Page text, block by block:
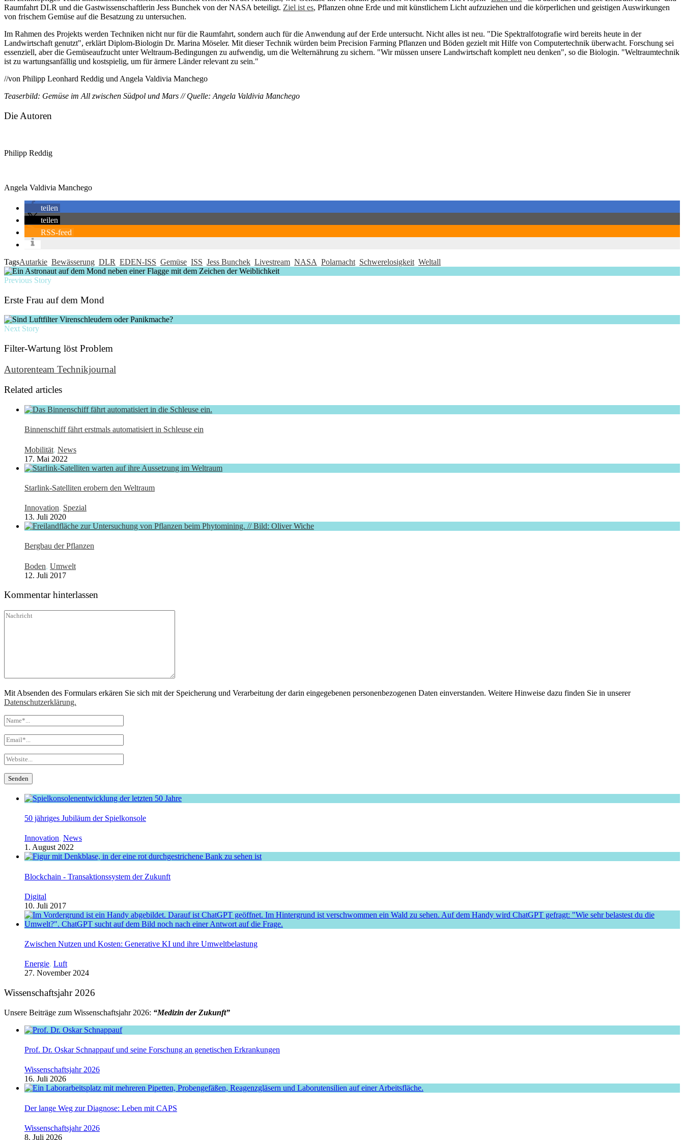
Raumfahrt DLR und die Gastwissenschaftlerin Jess Bunchek von der NASA beteiligt. Ziel ist es, Pflanzen ohne Erde und mit künstlichem Licht aufzuziehen und die körperlichen und geistigen Auswirkungen
von frischem Gemüse auf die Besatzung zu untersuchen.
Im Rahmen des Projekts werden Techniken nicht nur für die Raumfahrt, sondern auch für die Anwendung auf der Erde untersucht. Nicht alles ist neu. "Die Spektralfotografie wird bereits heute in der
Landwirtschaft genutzt", erklärt Diplom-Biologin Dr. Marina Möseler. Mit dieser Technik würden beim Precision Farming Pflanzen und Böden gezielt mit Hilfe von Computertechnik überwacht. Forschung sei
essenziell, aber die Gemüseaufzucht unter Weltraum-Bedingungen zu aufwendig, um die Welternährung zu sichern. "Wir müssen unsere Landwirtschaft komplett neu denken", so die Biologin. "Weltraumtechnik
ist zu wartungsanfällig und kostspielig, um für ärmere Länder relevant zu sein."
//von Philipp Leonhard Reddig und Angela Valdivia Manchego
Teaserbild: Gemüse im All zwischen Südpol und Mars // Quelle: Angela Valdivia Manchego
Die Autoren
Philipp Reddig
Angela Valdivia Manchego
teilen
teilen
RSS-feed
TagsAutarkie Bewässerung DLR EDEN-ISS Gemüse ISS Jess Bunchek Livestream NASA Polarnacht Schwerelosigkeit Weltall
Previous Story
Erste Frau auf dem Mond
Next Story
Filter-Wartung löst Problem
Autorenteam Technikjournal
Related articles
Binnenschiff fährt erstmals automatisiert in Schleuse ein
Mobilität, News
17. Mai 2022
Starlink-Satelliten erobern den Weltraum
Innovation, Spezial
13. Juli 2020
Bergbau der Pflanzen
Boden, Umwelt
12. Juli 2017
Kommentar hinterlassen
Mit Absenden des Formulars erkären Sie sich mit der Speicherung und Verarbeitung der darin eingegebenen personenbezogenen Daten einverstanden. Weitere Hinweise dazu finden Sie in unserer
Datenschutzerklärung.
50 jähriges Jubiläum der Spielkonsole
Innovation, News
1. August 2022
Blockchain - Transaktionssystem der Zukunft
Digital
10. Juli 2017
Zwischen Nutzen und Kosten: Generative KI und ihre Umweltbelastung
Energie, Luft
27. November 2024
Wissenschaftsjahr 2026
Unsere Beiträge zum Wissenschaftsjahr 2026: “Medizin der Zukunft”
Prof. Dr. Oskar Schnappauf und seine Forschung an genetischen Erkrankungen
Wissenschaftsjahr 2026
16. Juli 2026
Der lange Weg zur Diagnose: Leben mit CAPS
Wissenschaftsjahr 2026
8. Juli 2026